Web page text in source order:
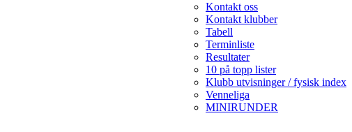
Kontakt oss
Kontakt klubber
Tabell
Terminliste
Resultater
10 på topp lister
Klubb utvisninger / fysisk index
Venneliga
MINIRUNDER